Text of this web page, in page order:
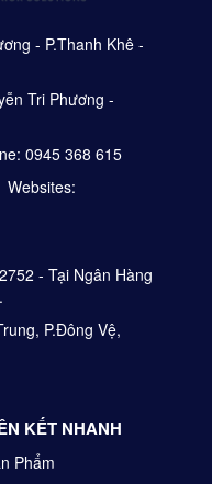
- P.Thanh Khê -
Tri Phương -
0945 368 615
- Tại Ngân Hàng
P.Đông Vệ,
KẾT NHANH
Phẩm